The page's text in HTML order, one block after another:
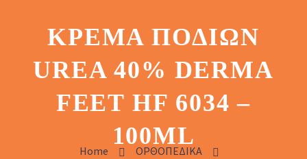
ΚΡΈΜΑ ΠΟΔΙΏΝ
UREA 40% DERMA
FEET HF 6034 –
100ML
Home
ΟΡΘΟΠΕΔΙΚΑ